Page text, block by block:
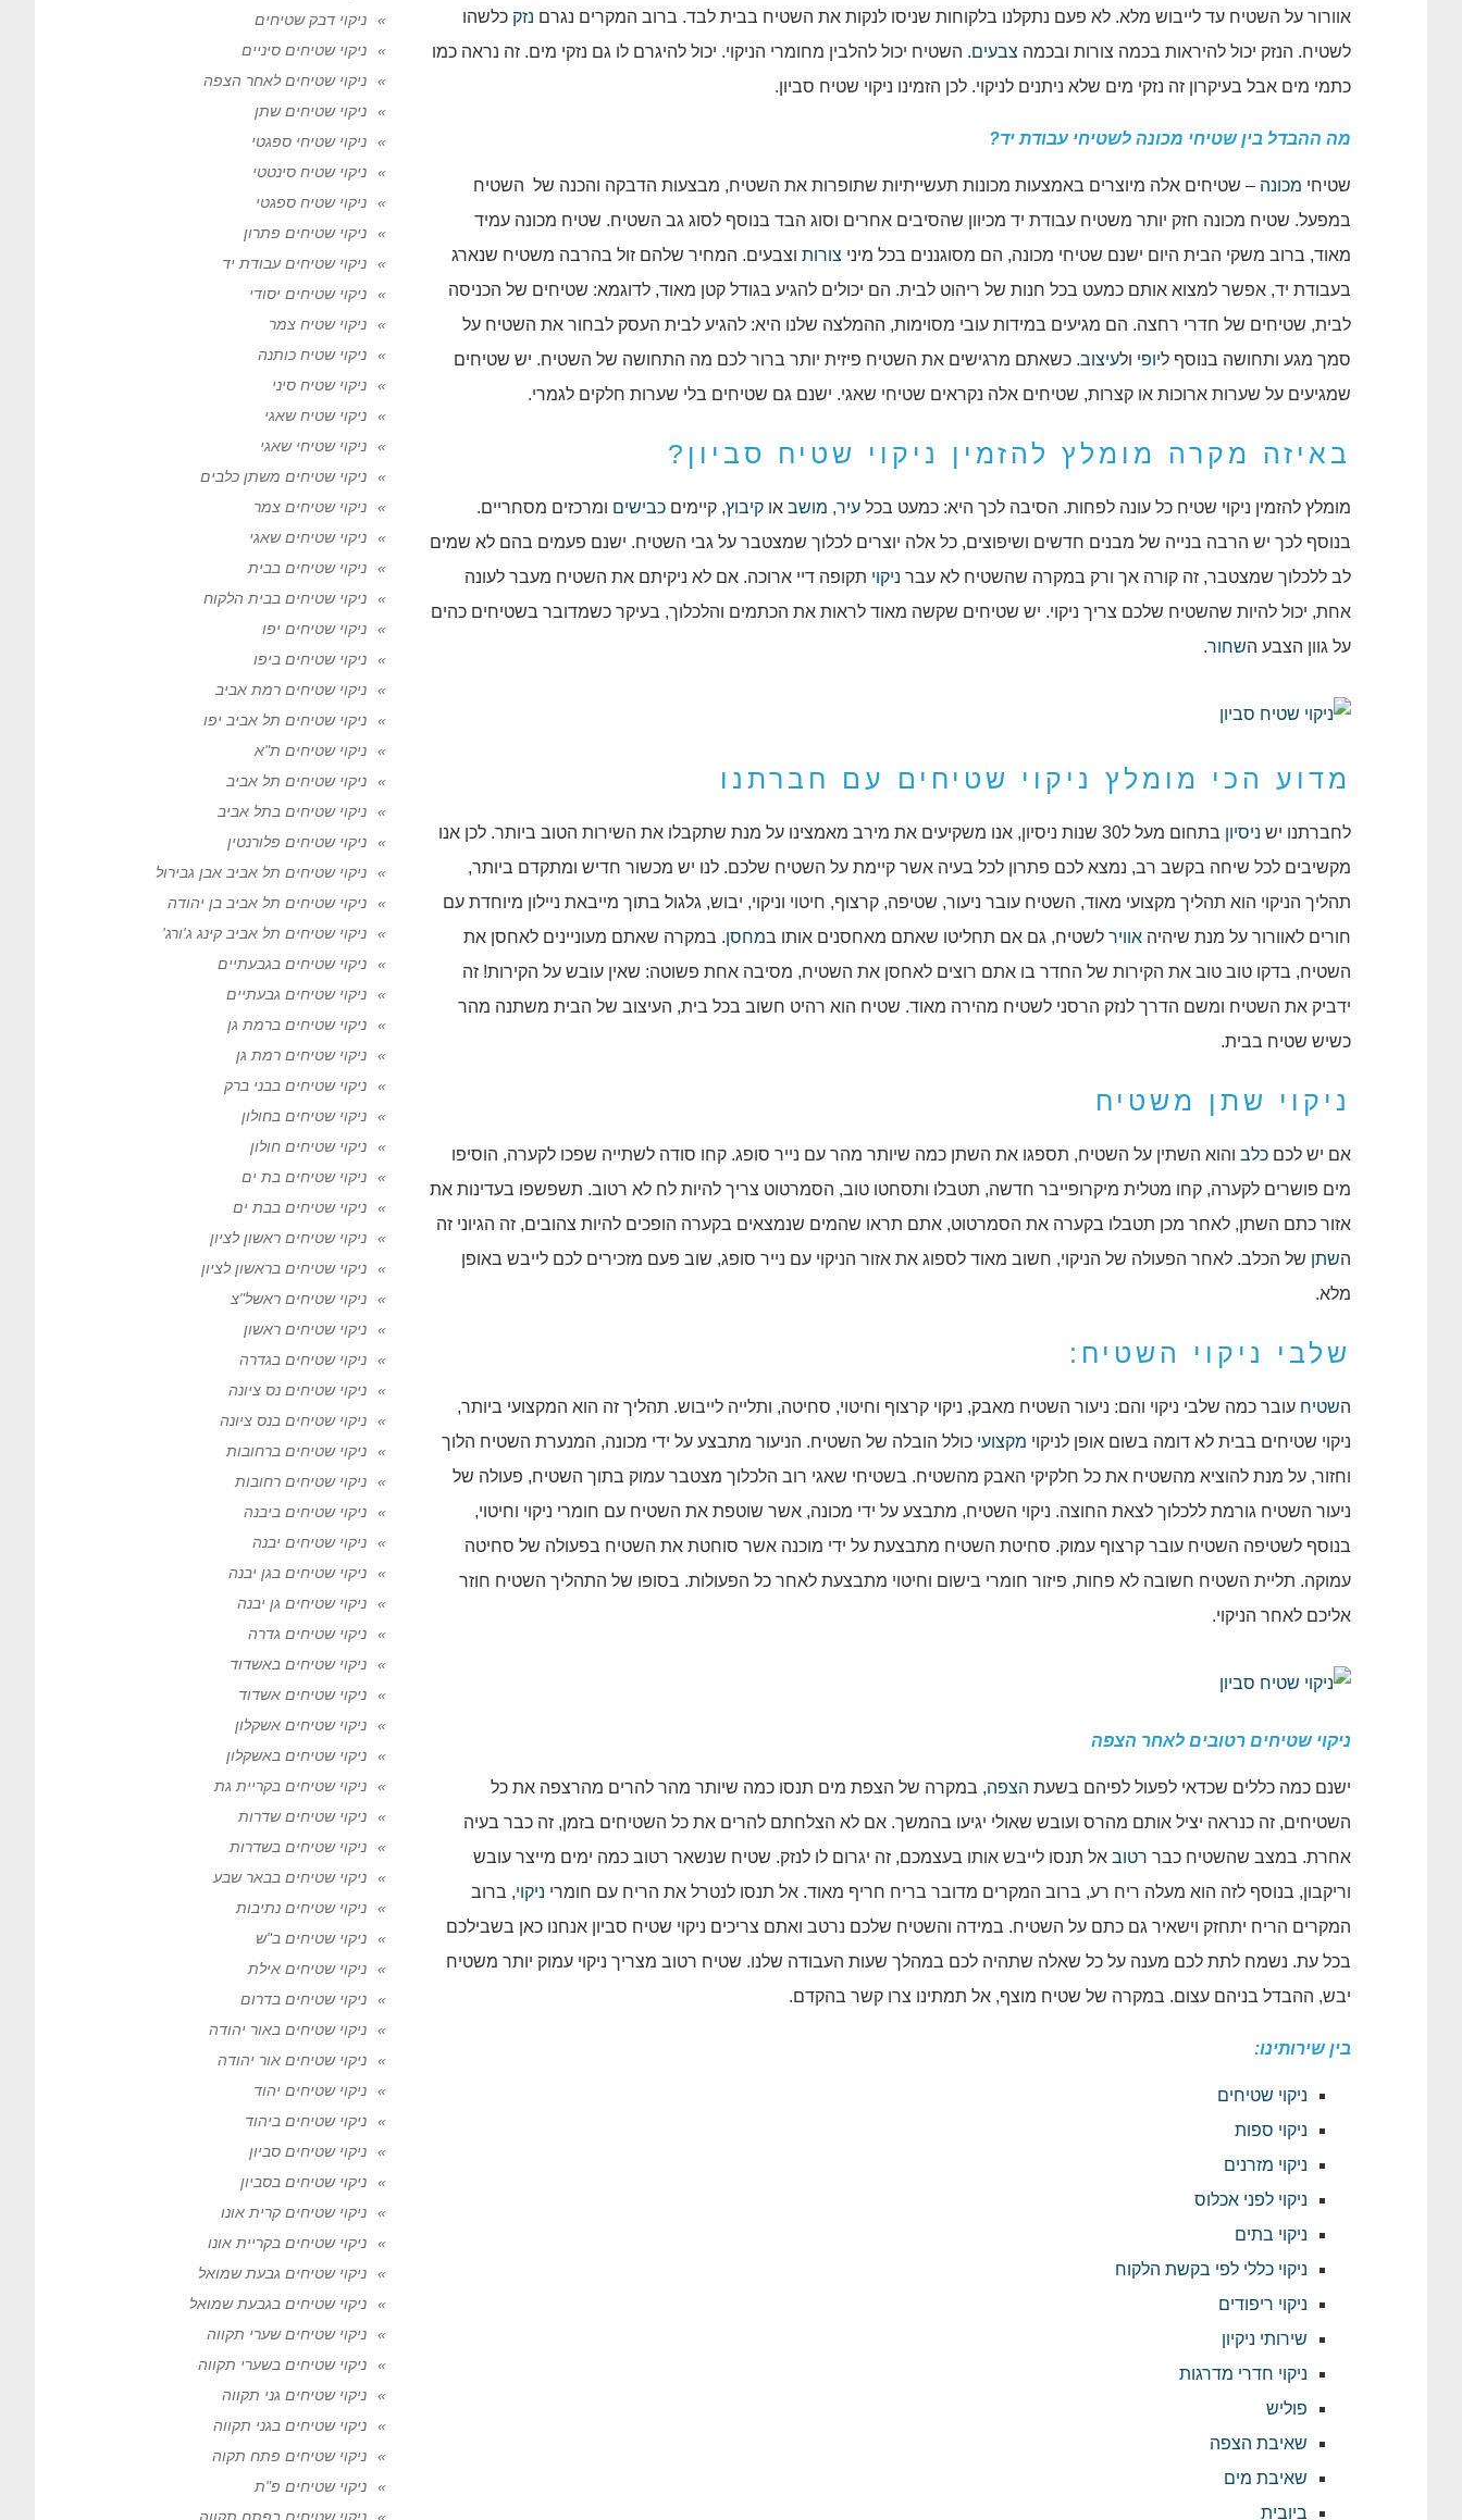
אוורור על השטיח עד לייבוש מלא. לא פעם נתקלנו בלקוחות שניסו לנקות את השטיח בבית לבד. ברוב המקרים נגרם נזק כלשהו
לשטיח. הנזק יכול להיראות בכמה צורות ובכמה צבעים. השטיח יכול להלבין מחומרי הניקוי. יכול להיגרם לו גם נזקי מים. זה נראה כמו
כתמי מים אבל בעיקרון זה נזקי מים שלא ניתנים לניקוי. לכן הזמינו ניקוי שטיח סביון.
מה ההבדל בין שטיחי מכונה לשטיחי עבודת יד?
שטיחי מכונה – שטיחים אלה מיוצרים באמצעות מכונות תעשייתיות שתופרות את השטיח, מבצעות הדבקה והכנה של השטיח
במפעל. שטיח מכונה חזק יותר משטיח עבודת יד מכיוון שהסיבים אחרים וסוג הבד בנוסף לסוג גב השטיח. שטיח מכונה עמיד
מאוד, ברוב משקי הבית היום ישנם שטיחי מכונה, הם מסוגננים בכל מיני צורות וצבעים. המחיר שלהם זול בהרבה משטיח שנארג
בעבודת יד, אפשר למצוא אותם כמעט בכל חנות של ריהוט לבית. הם יכולים להגיע בגודל קטן מאוד, לדוגמא: שטיחים של הכניסה
לבית, שטיחים של חדרי רחצה. הם מגיעים במידות עובי מסוימות, ההמלצה שלנו היא: להגיע לבית העסק לבחור את השטיח על
סמך מגע ותחושה בנוסף ליופי ולעיצוב. כשאתם מרגישים את השטיח פיזית יותר ברור לכם מה התחושה של השטיח. יש שטיחים
שמגיעים על שערות ארוכות או קצרות, שטיחים אלה נקראים שטיחי שאגי. ישנם גם שטיחים בלי שערות חלקים לגמרי.
באיזה מקרה מומלץ להזמין ניקוי שטיח סביון?
מומלץ להזמין ניקוי שטיח כל עונה לפחות. הסיבה לכך היא: כמעט בכל עיר, מושב או קיבוץ, קיימים כבישים ומרכזים מסחריים.
בנוסף לכך יש הרבה בנייה של מבנים חדשים ושיפוצים, כל אלה יוצרים לכלוך שמצטבר על גבי השטיח. ישנם פעמים בהם לא שמים
לב ללכלוך שמצטבר, זה קורה אך ורק במקרה שהשטיח לא עבר ניקוי תקופה דיי ארוכה. אם לא ניקיתם את השטיח מעבר לעונה
אחת, יכול להיות שהשטיח שלכם צריך ניקוי. יש שטיחים שקשה מאוד לראות את הכתמים והלכלוך, בעיקר כשמדובר בשטיחים כהים
על גוון הצבע השחור.
מדוע הכי מומלץ ניקוי שטיחים עם חברתנו
לחברתנו יש ניסיון
בתחום מעל ל30 שנות ניסיון, אנו משקיעים את מירב מאמצינו על מנת שתקבלו את השירות הטוב ביותר. לכן אנו
מקשיבים לכל שיחה בקשב רב, נמצא לכם פתרון לכל בעיה אשר קיימת על השטיח שלכם. לנו יש מכשור חדיש ומתקדם ביותר,
תהליך הניקוי הוא תהליך מקצועי מאוד, השטיח עובר ניעור, שטיפה, קרצוף, חיטוי וניקוי, יבוש, גלגול בתוך מייבאת ניילון מיוחדת עם
חורים לאוורור על מנת שיהיה אוויר לשטיח, גם אם תחליטו שאתם מאחסנים אותו במחסן. במקרה שאתם מעוניינים לאחסן את
השטיח, בדקו טוב טוב את הקירות של החדר בו אתם רוצים לאחסן את השטיח, מסיבה אחת פשוטה: שאין עובש על הקירות! זה
ידביק את השטיח ומשם הדרך לנזק הרסני לשטיח מהירה מאוד. שטיח הוא רהיט חשוב בכל בית, העיצוב של הבית משתנה מהר
כשיש שטיח בבית.
ניקוי שתן משטיח
אם יש לכם כלב והוא השתין על השטיח, תספגו את השתן כמה שיותר מהר עם נייר סופג. קחו סודה לשתייה שפכו לקערה, הוסיפו
מים פושרים לקערה, קחו מטלית מיקרופייבר חדשה, תטבלו ותסחטו טוב, הסמרטוט צריך להיות לח לא רטוב. תשפשפו בעדינות את
אזור כתם השתן, לאחר מכן תטבלו בקערה את הסמרטוט, אתם תראו שהמים שנמצאים בקערה הופכים להיות צהובים, זה הגיוני זה
השתן של הכלב. לאחר הפעולה של הניקוי, חשוב מאוד לספוג את אזור הניקוי עם נייר סופג, שוב פעם מזכירים לכם לייבש באופן
מלא.
שלבי ניקוי השטיח:
השטיח עובר כמה שלבי ניקוי והם: ניעור השטיח מאבק, ניקוי קרצוף וחיטוי, סחיטה, ותלייה לייבוש. תהליך זה הוא המקצועי ביותר,
ניקוי שטיחים בבית לא דומה בשום אופן לניקוי מקצועי כולל הובלה של השטיח. הניעור מתבצע על ידי מכונה, המנערת השטיח הלוך
וחזור, על מנת להוציא מהשטיח את כל חלקיקי האבק מהשטיח. בשטיחי שאגי רוב הלכלוך מצטבר עמוק בתוך השטיח, פעולה של
ניעור השטיח גורמת ללכלוך לצאת החוצה. ניקוי השטיח, מתבצע על ידי מכונה, אשר שוטפת את השטיח עם חומרי ניקוי וחיטוי,
בנוסף לשטיפה השטיח עובר קרצוף עמוק. סחיטת השטיח מתבצעת על ידי מוכנה אשר סוחטת את השטיח בפעולה של סחיטה
עמוקה. תליית השטיח חשובה לא פחות, פיזור חומרי בישום וחיטוי מתבצעת לאחר כל הפעולות. בסופו של התהליך השטיח חוזר
אליכם לאחר הניקוי.
ניקוי שטיחים רטובים לאחר הצפה
ישנם כמה כללים שכדאי לפעול לפיהם בשעת הצפה, במקרה של הצפת מים תנסו כמה שיותר מהר להרים מהרצפה את כל
השטיחים, זה כנראה יציל אותם מהרס ועובש שאולי יגיעו בהמשך. אם לא הצלחתם להרים את כל השטיחים בזמן, זה כבר בעיה
אחרת. במצב שהשטיח כבר רטוב אל תנסו לייבש אותו בעצמכם, זה יגרום לו לנזק. שטיח שנשאר רטוב כמה ימים מייצר עובש
וריקבון, בנוסף לזה הוא מעלה ריח רע, ברוב המקרים מדובר בריח חריף מאוד. אל תנסו לנטרל את הריח עם חומרי ניקוי, ברוב
המקרים הריח יתחזק וישאיר גם כתם על השטיח. במידה והשטיח שלכם נרטב ואתם צריכים ניקוי שטיח סביון אנחנו כאן בשבילכם
בכל עת. נשמח לתת לכם מענה על כל שאלה שתהיה לכם במהלך שעות העבודה שלנו. שטיח רטוב מצריך ניקוי עמוק יותר משטיח
יבש, ההבדל בניהם עצום. במקרה של שטיח מוצף, אל תמתינו צרו קשר בהקדם.
בין שירותינו:
ניקוי שטיחים
ניקוי ספות
ניקוי מזרנים
ניקוי לפני אכלוס
ניקוי בתים
ניקוי כללי לפי בקשת הלקוח
ניקוי ריפודים
שירותי ניקיון
ניקוי חדרי מדרגות
פוליש
שאיבת הצפה
שאיבת מים
ביובית
ניקוי דבק שטיחים
ניקוי שטיחים סיניים
ניקוי שטיחים לאחר הצפה
ניקוי שטיחים שתן
ניקוי שטיחי ספגטי
ניקוי שטיח סינטטי
ניקוי שטיח ספגטי
ניקוי שטיחים פתרון
ניקוי שטיחים עבודת יד
ניקוי שטיחים יסודי
ניקוי שטיח צמר
ניקוי שטיח כותנה
ניקוי שטיח סיני
ניקוי שטיח שאגי
ניקוי שטיחי שאגי
ניקוי שטיחים משתן כלבים
ניקוי שטיחים צמר
ניקוי שטיחים שאגי
ניקוי שטיחים בבית
ניקוי שטיחים בבית הלקוח
ניקוי שטיחים יפו
ניקוי שטיחים ביפו
ניקוי שטיחים רמת אביב
ניקוי שטיחים תל אביב יפו
ניקוי שטיחים ת"א
ניקוי שטיחים תל אביב
ניקוי שטיחים בתל אביב
ניקוי שטיחים פלורנטין
ניקוי שטיחים תל אביב אבן גבירול
ניקוי שטיחים תל אביב בן יהודה
ניקוי שטיחים תל אביב קינג ג'ורג'
ניקוי שטיחים בגבעתיים
ניקוי שטיחים גבעתיים
ניקוי שטיחים ברמת גן
ניקוי שטיחים רמת גן
ניקוי שטיחים בבני ברק
ניקוי שטיחים בחולון
ניקוי שטיחים חולון
ניקוי שטיחים בת ים
ניקוי שטיחים בבת ים
ניקוי שטיחים ראשון לציון
ניקוי שטיחים בראשון לציון
ניקוי שטיחים ראשל"צ
ניקוי שטיחים ראשון
ניקוי שטיחים בגדרה
ניקוי שטיחים נס ציונה
ניקוי שטיחים בנס ציונה
ניקוי שטיחים ברחובות
ניקוי שטיחים רחובות
ניקוי שטיחים ביבנה
ניקוי שטיחים יבנה
ניקוי שטיחים בגן יבנה
ניקוי שטיחים גן יבנה
ניקוי שטיחים גדרה
ניקוי שטיחים באשדוד
ניקוי שטיחים אשדוד
ניקוי שטיחים אשקלון
ניקוי שטיחים באשקלון
ניקוי שטיחים בקריית גת
ניקוי שטיחים שדרות
ניקוי שטיחים בשדרות
ניקוי שטיחים בבאר שבע
ניקוי שטיחים נתיבות
ניקוי שטיחים ב"ש
ניקוי שטיחים אילת
ניקוי שטיחים בדרום
ניקוי שטיחים באור יהודה
ניקוי שטיחים אור יהודה
ניקוי שטיחים יהוד
ניקוי שטיחים ביהוד
ניקוי שטיחים סביון
ניקוי שטיחים בסביון
ניקוי שטיחים קרית אונו
ניקוי שטיחים בקריית אונו
ניקוי שטיחים גבעת שמואל
ניקוי שטיחים בגבעת שמואל
ניקוי שטיחים שערי תקווה
ניקוי שטיחים בשערי תקווה
ניקוי שטיחים גני תקווה
ניקוי שטיחים בגני תקווה
ניקוי שטיחים פתח תקוה
ניקוי שטיחים פ"ת